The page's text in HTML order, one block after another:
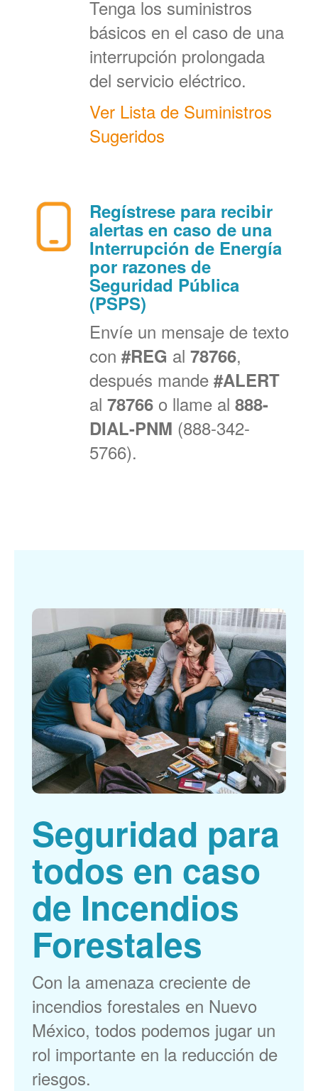
Tenga los suministros
básicos en el caso de una
interrupción prolongada
del servicio eléctrico.
Ver Lista de Suministros
Sugeridos
Regístrese para recibir
alertas en caso de una
Interrupción de Energía
por razones de
Seguridad Pública
(PSPS)
Envíe un mensaje de texto
con #REG al 78766,
después mande #ALERT
al 78766o llame al 888-
DIAL-PNM (888-342-
5766).
Seguridad para
todos en caso
de Incendios
Forestales
Con la amenaza creciente de
incendios forestales en Nuevo
México, todos podemos jugar un
rol importante en la reducción de
riesgos.